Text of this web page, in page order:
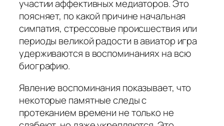
участии аффективных медиаторов. Это
поясняет, по какой причине начальная
симпатия, стрессовые происшествия или
периоды великой радости в авиатор игра
удерживаются в воспоминаниях на всю
биографию.
Явление воспоминания показывает, что
некоторые памятные следы с
протеканием времени не только не